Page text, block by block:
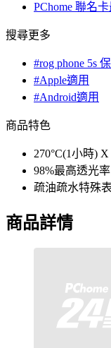
PChome 聯名
搜尋更多
#rog phone 5s
#Apple適用
#Android適用
商品特色
270°C(1小時)
98%最高透光率
疏油疏水特殊
商品詳情